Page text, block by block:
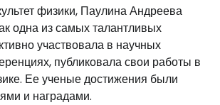
физики, Паулина Андреева
одна из самых талантливых
участвовала в научных
публиковала свои работы в
Ее ученые достижения были
и наградами.